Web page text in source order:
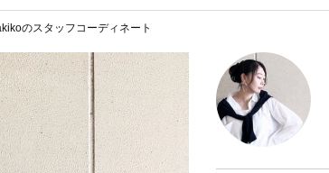
のスタッフコーディネート